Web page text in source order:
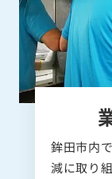
鉾田市内
減に取り